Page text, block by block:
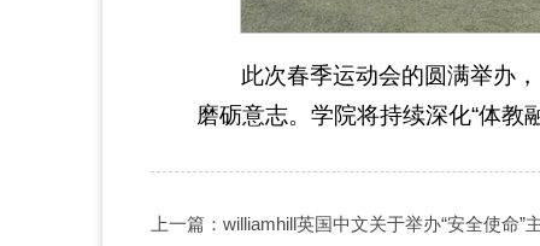
此次春季运动会的圆满举办
磨砺意志。学院将持续深化“体教
上一篇：williamhill英国中文关于举办“安全使命”